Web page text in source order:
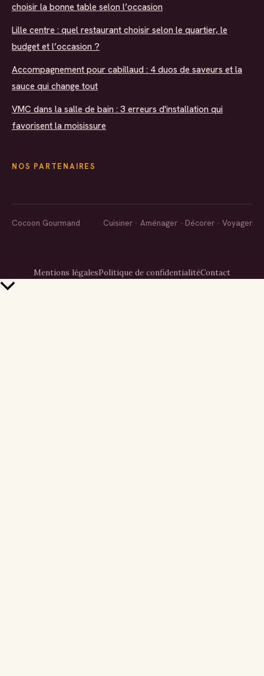
choisir la bonne table selon l’occasion
Lille centre : quel restaurant choisir selon le quartier, le
budget et l’occasion ?
Accompagnement pour cabillaud : 4 duos de saveurs et la
sauce qui change tout
VMC dans la salle de bain : 3 erreurs d'installation qui
favorisent la moisissure
NOS PARTENAIRES
Cocoon Gourmand Cuisiner · Aménager · Décorer · Voyager
Mentions légalesPolitique de confidentialitéContact